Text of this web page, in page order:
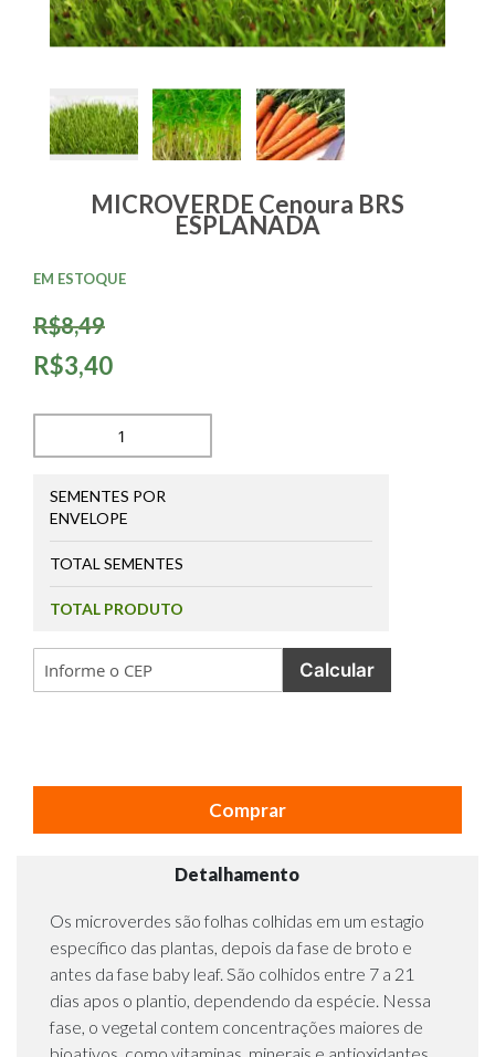
MICROVERDE Cenoura BRS
ESPLANADA
R$8,49
R$3,40
EM ESTOQUE
SEMENTES POR
ENVELOPE
TOTAL SEMENTES
TOTAL PRODUTO
Calcular
Comprar
Detalhamento
Os microverdes são folhas colhidas em um estagio
específico das plantas, depois da fase de broto e
antes da fase baby leaf. São colhidos entre 7 a 21
dias apos o plantio, dependendo da espécie. Nessa
fase, o vegetal contem concentrações maiores de
bioativos, como vitaminas, minerais e antioxidantes.